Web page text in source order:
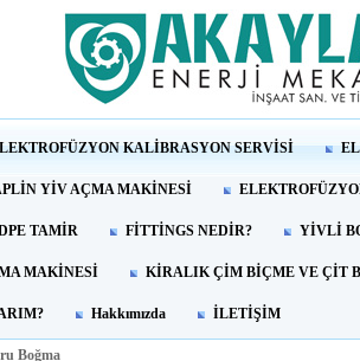
KALİBRASYON SERVİSİ
YİV AÇMA MAKİNESİ
TAMİR FİTTİNGS NEDİR? YİVLİ
MAKİNESİ KİRALIK ÇİM BİÇME VE ÇİT
Hakkımızda İLETİŞİM
Boğma